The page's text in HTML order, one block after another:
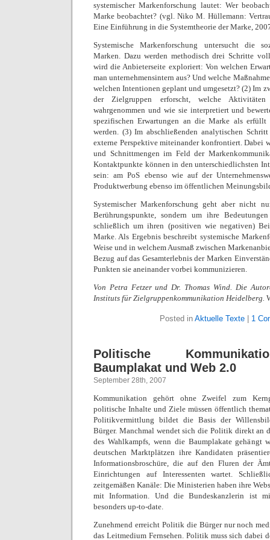
systemischer Markenforschung lautet: Wer
Marke beobachtet? (vgl. Niko M. Hüllemann:
Eine Einführung in die Systemtheorie der Marke,
Systemische Markenforschung untersucht die
Marken. Dazu werden methodisch drei Schritte
wird die Anbieterseite exploriert: Von welchen
man unternehmensintern aus? Und welche
welchen Intentionen geplant und umgesetzt? (2) Im
der Zielgruppen erforscht, welche
wahrgenommen und wie sie interpretiert und
spezifischen Erwartungen an die Marke als
werden. (3) Im abschließenden analytischen
externe Perspektive miteinander konfrontiert. Dabei
und Schnittmengen im Feld der
Kontaktpunkte können in den unterschiedlichsten
sein: am PoS ebenso wie auf der
Produktwerbung ebenso im öffentlichen
Systemischer Markenforschung geht aber nicht
Berührungspunkte, sondern um ihre
schließlich um ihren (positiven wie negativen)
Marke.Als Ergebnis beschreibt systemische
Weise und in welchem Ausmaß zwischen
Bezug auf das Gesamterlebnis der Marken
Punkten sie aneinander vorbei kommunizieren.
Von Petra Fetzer und Dr. Thomas Wind. Die
Instituts für Zielgruppenkommunikation Heidelberg.
Posted in Aktuelle Texte 1
Politische
Baumplakat und Web 2.0
September 28th, 2007
Kommunikation gehört ohne Zweifel zum
politische Inhalte und Ziele müssen öffentlich
Politikvermittlung bildet die Basis der
Bürger. Manchmal wendet sich die Politik direkt
des Wahlkampfs, wenn die Baumplakate gehängt
deutschen Marktplätzen ihre Kandidaten
Informationsbroschüre, die auf den Fluren der
Einrichtungen auf Interessenten wartet.
zeitgemäßen Kanäle: Die Ministerien haben ihre
mit Information. Und die Bundeskanzlerin ist
besonders up-to-date.
Zunehmend erreicht Politik die Bürger nur noch
das Leitmedium Fernsehen. Politik muss sich dabei